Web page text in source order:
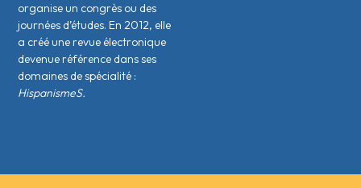
organise un congrès ou des
journées d’études. En 2012, elle
a créé une revue électronique
devenue référence dans ses
domaines de spécialité :
HispanismeS.